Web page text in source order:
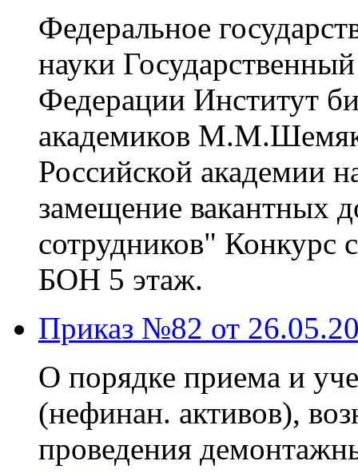
Федеральное
науки
Федерации Институт
академиков
Российской академии
замещение вакантных
сотрудников" Конкурс
БОН 5 этаж.
Приказ №82 от
О порядке приема и
(нефинан. активов),
проведения